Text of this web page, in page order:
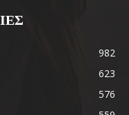
982
623
576